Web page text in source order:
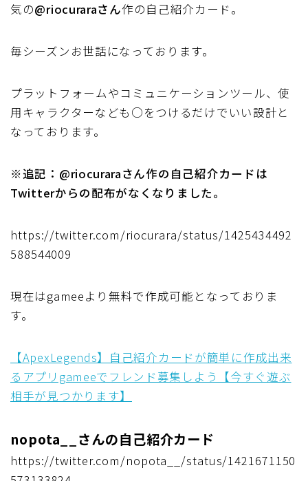
気の@riocuraraさん作の自己紹介カード。
毎シーズンお世話になっております。
プラットフォームやコミュニケーションツール、使
用キャラクターなども○をつけるだけでいい設計と
なっております。
※追記：@riocuraraさん作の自己紹介カードは
Twitterからの配布がなくなりました。
https://twitter.com/riocurara/status/1425434492
588544009
現在はgameeより無料で作成可能となっておりま
す。
【ApexLegends】自己紹介カードが簡単に作成出来
るアプリgameeでフレンド募集しよう【今すぐ遊ぶ
相手が見つかります】
nopota__さんの自己紹介カード
https://twitter.com/nopota__/status/1421671150